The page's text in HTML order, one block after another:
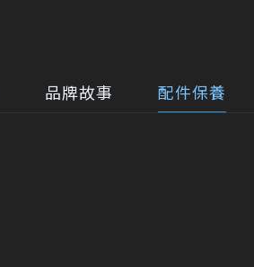
品牌故事 配件保養